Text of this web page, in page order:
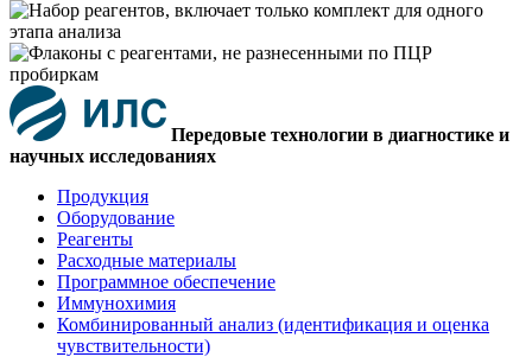
Передовые технологии в диагностике и
научных исследованиях
Продукция
Оборудование
Реагенты
Расходные материалы
Программное обеспечение
Иммунохимия
Комбинированный анализ (идентификация и оценка
чувствительности)